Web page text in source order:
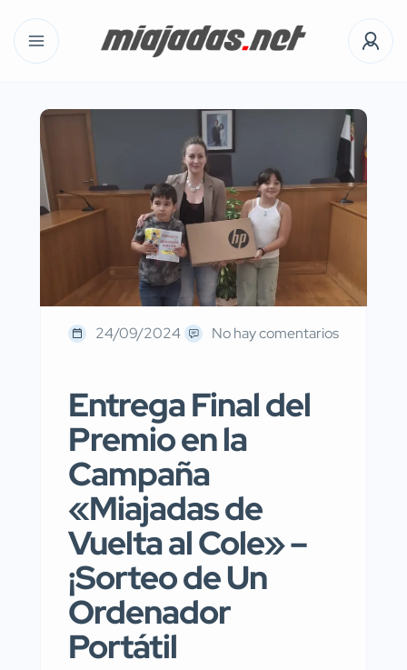
24/09/2024 No hay comentarios
Entrega Final del
Premio en la
Campaña
«Miajadas de
Vuelta al Cole» –
¡Sorteo de Un
Ordenador
Portátil